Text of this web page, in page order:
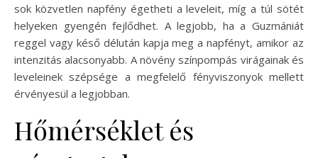
sok közvetlen napfény égetheti a leveleit, míg a túl sötét
helyeken gyengén fejlődhet. A legjobb, ha a Guzmániát
reggel vagy késő délután kapja meg a napfényt, amikor az
intenzitás alacsonyabb. A növény színpompás virágainak és
leveleinek szépsége a megfelelő fényviszonyok mellett
érvényesül a legjobban.
Hőmérséklet és